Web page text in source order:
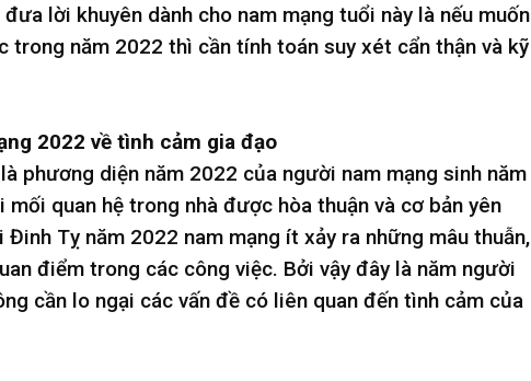
lời khuyên dành cho nam mạng tuổi này là nếu muốn
trong năm 2022 thì cần tính toán suy xét cẩn thận và kỹ
2022 về tình cảm gia đạo
phương diện năm 2022 của người nam mạng sinh năm
quan hệ trong nhà được hòa thuận và cơ bản yên
Tỵ năm 2022 nam mạng ít xảy ra những mâu thuẫn,
điểm trong các công việc. Bởi vậy đây là năm người
cần lo ngại các vấn đề có liên quan đến tình cảm của